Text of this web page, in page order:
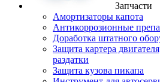
Запчасти
Амортизаторы капота
Антикоррозионные
Доработка штатного
Защита картера
раздатки
Защита кузова пикапа